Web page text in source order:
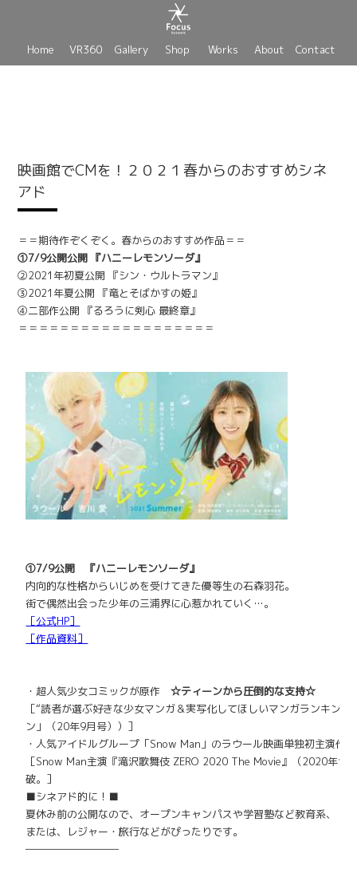
Home VR360 Gallery Shop Works About Contact
映画館でCMを！２０２１春からのおすすめシネ
アド
＝＝期待作ぞくぞく。春からのおすすめ作品＝＝
①7/9公開公開 『ハニーレモンソーダ』
②2021年初夏公開 『シン・ウルトラマン』
③2021年夏公開 『竜とそばかすの姫』
④二部作公開 『るろうに剣心 最終章』
＝＝＝＝＝＝＝＝＝＝＝＝＝＝＝＝＝＝＝
①7/9公開 『ハニーレモンソーダ』
内向的な性格からいじめを受けてきた優等生の石森羽花。
街で偶然出会った少年の三浦界に心惹かれていく…。
［公式HP］
［作品資料］
・超人気少女コミックが原作☆ティーンから圧倒的な支持☆
［“読者が選ぶ好きな少女マンガ＆実写化してほしいマンガランキング
ン」（20年9月号））］
・人気アイドルグループ「Snow Man」 のラウール映画単独初主演作。
［Snow Man主演『滝沢歌舞伎 ZERO 2020 The Movie』（2020年12
破。］
■シネアド的に！■
夏休み前の公開なので、オープンキャンパスや学習塾など教育系、
または、レジャー・旅行などがぴったりです。
―――――――――